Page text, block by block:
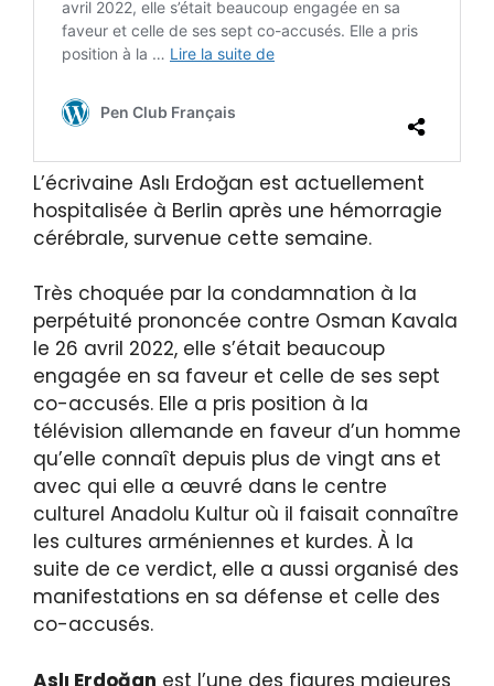
L’écrivaine Aslı Erdoğan est actuellement
hospitalisée à Berlin après une hémorragie
cérébrale, survenue cette semaine.
Très choquée par la condamnation à la
perpétuité prononcée contre Osman Kavala
le 26 avril 2022, elle s’était beaucoup
engagée en sa faveur et celle de ses sept
co-accusés. Elle a pris position à la
télévision allemande en faveur d’un homme
qu’elle connaît depuis plus de vingt ans et
avec qui elle a œuvré dans le centre
culturel Anadolu Kultur où il faisait connaître
les cultures arméniennes et kurdes. À la
suite de ce verdict, elle a aussi organisé des
manifestations en sa défense et celle des
co-accusés.
Aslı Erdoğan est l’une des figures majeures